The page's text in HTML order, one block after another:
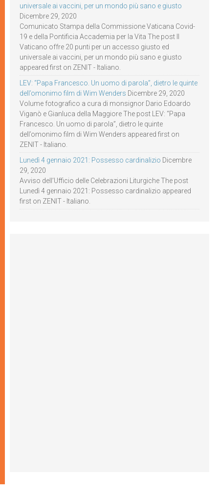
universale ai vaccini, per un mondo più sano e giusto
Dicembre 29, 2020
Comunicato Stampa della Commissione Vaticana Covid-
19 e della Pontificia Accademia per la Vita The post Il
Vaticano offre 20 punti per un accesso giusto ed
universale ai vaccini, per un mondo più sano e giusto
appeared first on ZENIT - Italiano.
LEV: “Papa Francesco. Un uomo di parola”, dietro le quinte
dell’omonimo film di Wim Wenders Dicembre 29, 2020
Volume fotografico a cura di monsignor Dario Edoardo
Viganò e Gianluca della Maggiore The post LEV: “Papa
Francesco. Un uomo di parola”, dietro le quinte
dell’omonimo film di Wim Wenders appeared first on
ZENIT - Italiano.
Lunedì 4 gennaio 2021: Possesso cardinalizio Dicembre
29, 2020
Avviso dell’Ufficio delle Celebrazioni Liturgiche The post
Lunedì 4 gennaio 2021: Possesso cardinalizio appeared
first on ZENIT - Italiano.